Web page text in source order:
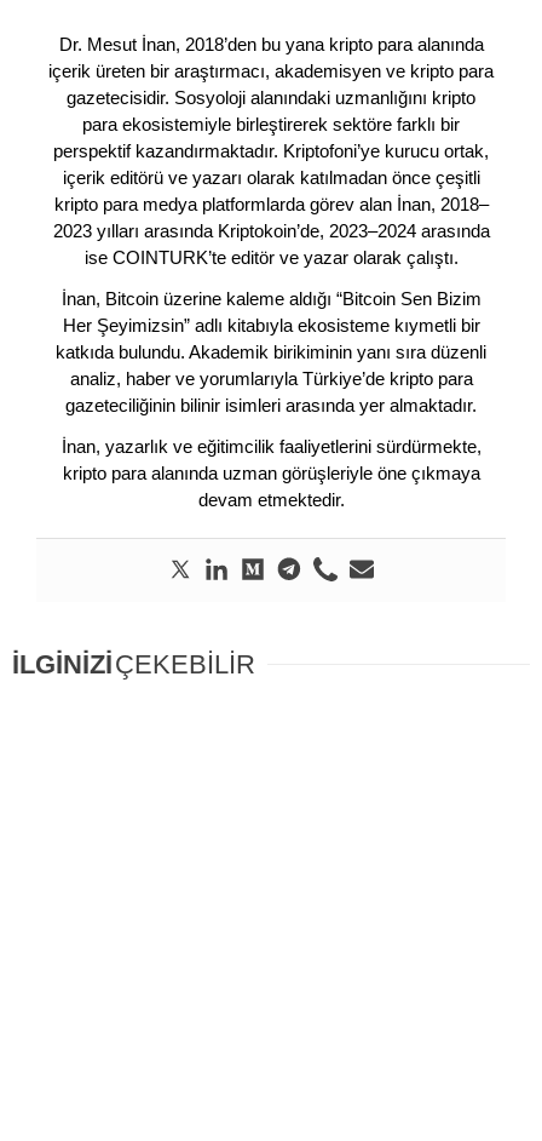
Dr. Mesut İnan, 2018’den bu yana kripto para alanında
içerik üreten bir araştırmacı, akademisyen ve kripto para
gazetecisidir. Sosyoloji alanındaki uzmanlığını kripto
para ekosistemiyle birleştirerek sektöre farklı bir
perspektif kazandırmaktadır. Kriptofoni’ye kurucu ortak,
içerik editörü ve yazarı olarak katılmadan önce çeşitli
kripto para medya platformlarda görev alan İnan, 2018–
2023 yılları arasında Kriptokoin’de, 2023–2024 arasında
ise COINTURK’te editör ve yazar olarak çalıştı.
İnan, Bitcoin üzerine kaleme aldığı “Bitcoin Sen Bizim
Her Şeyimizsin” adlı kitabıyla ekosisteme kıymetli bir
katkıda bulundu. Akademik birikiminin yanı sıra düzenli
analiz, haber ve yorumlarıyla Türkiye’de kripto para
gazeteciliğinin bilinir isimleri arasında yer almaktadır.
İnan, yazarlık ve eğitimcilik faaliyetlerini sürdürmekte,
kripto para alanında uzman görüşleriyle öne çıkmaya
devam etmektedir.
İLGİNİZİÇEKEBİLİR